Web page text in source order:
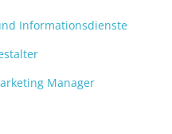
Informationsdienste
Manager